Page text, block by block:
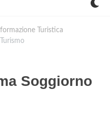
Turistica
Soggiorno